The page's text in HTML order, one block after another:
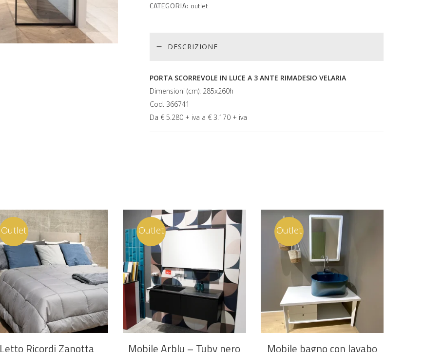
CATEGORIA: outlet
DESCRIZIONE
PORTA SCORREVOLE IN LUCE A 3 ANTE RIMADESIO VELARIA
Dimensioni (cm): 285x260h
Cod. 366741
Da € 5.280 + iva a € 3.170 + iva
Outlet
Letto Ricordi Zanotta
Outlet
Mobile Arblu – Tuby nero
Outlet
Mobile bagno con lavabo